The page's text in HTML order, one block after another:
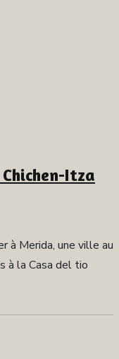
Itza
à Merida, une ville au
à la Casa del tio